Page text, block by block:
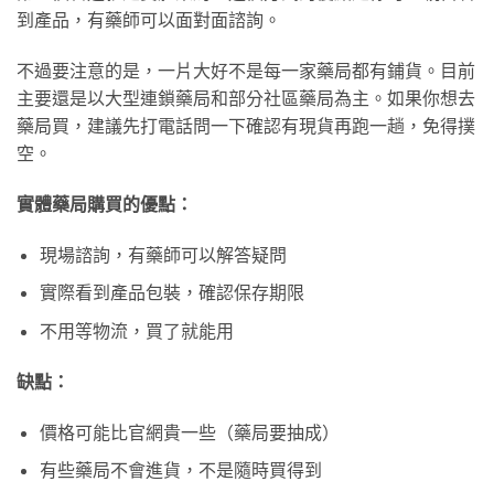
到產品，有藥師可以面對面諮詢。
不過要注意的是，一片大好不是每一家藥局都有鋪貨。目前
主要還是以大型連鎖藥局和部分社區藥局為主。如果你想去
藥局買，建議先打電話問一下確認有現貨再跑一趟，免得撲
空。
實體藥局購買的優點：
現場諮詢，有藥師可以解答疑問
實際看到產品包裝，確認保存期限
不用等物流，買了就能用
缺點：
價格可能比官網貴一些（藥局要抽成）
有些藥局不會進貨，不是隨時買得到